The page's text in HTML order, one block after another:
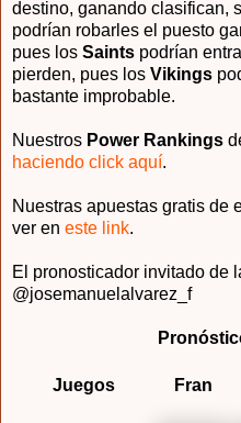
destino, ganando clasifican,
podrían robarles el puesto
pues los Saints podrían
pierden, pues los Vikings
bastante improbable.
Nuestros Power Rankings
haciendo click aquí.
Nuestras apuestas gratis de
ver en este link.
El pronosticador invitado de
@josemanuelalvarez_f
Juegos Fran